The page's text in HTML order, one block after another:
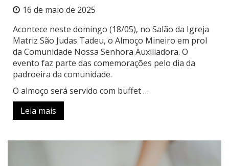
16 de maio de 2025
Acontece neste domingo (18/05), no Salão da Igreja
Matriz São Judas Tadeu, o Almoço Mineiro em prol
da Comunidade Nossa Senhora Auxiliadora. O
evento faz parte das comemorações pelo dia da
padroeira da comunidade.
O almoço será servido com buffet …
Leia mais